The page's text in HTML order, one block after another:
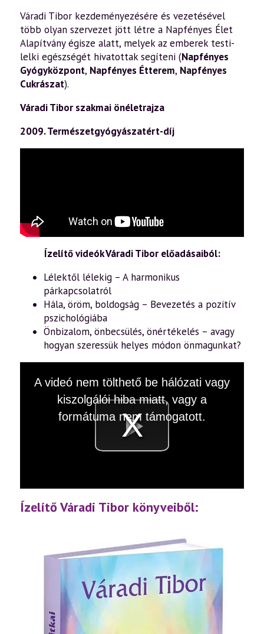
Váradi Tibor kezdeményezésére és vezetésével
több olyan szervezet jött létre a Napfényes Élet
Alapítvány égisze alatt, melyek az emberek testi-
lelki egészségét hivatottak segíteni (Napfényes
Gyógyközpont, Napfényes Étterem, Napfényes
Cukrászat).
Váradi Tibor szakmai önéletrajza
2009. Természetgyógyászatért-díj
Ízelítő videók Váradi Tibor előadásaiból:
Lélektől lélekig – A harmonikus
párkapcsolatról
Hála, öröm, boldogság – Bevezetés a pozitív
pszichológiába
Önbizalom, önbecsülés, önértékelés – avagy
hogyan szeressük helyes módon önmagunkat?
Videó
A videó nem tölthető be hálózati vagy
kiszolgálói hiba miatt, vagy a
formátuma nem támogatott.
Ízelítő Váradi Tibor könyveiből: